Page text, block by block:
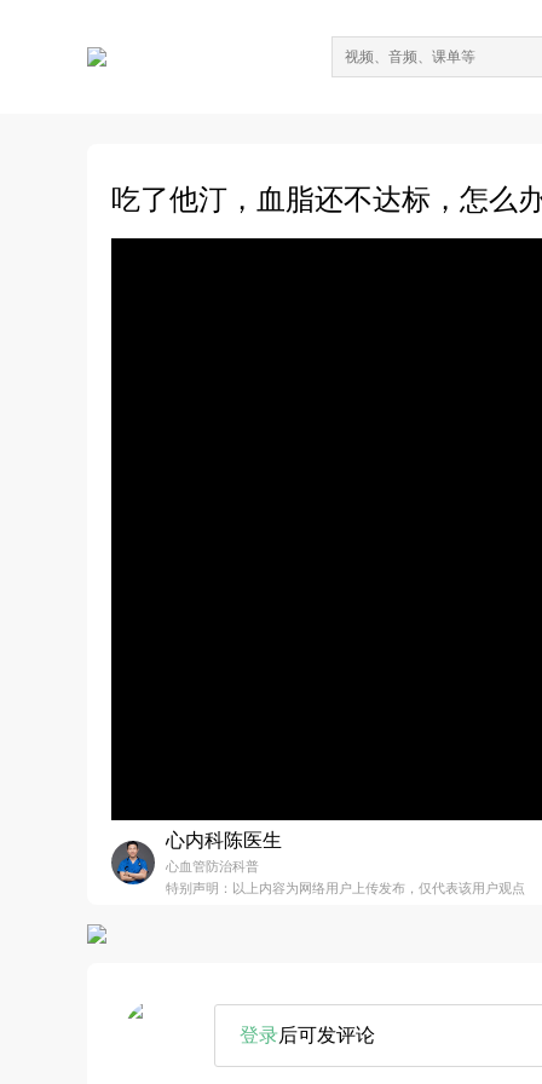
吃了他汀，血脂还不达标，怎么
心内科陈医生
心血管防治科普
特别声明：以上内容为网络用户上传发布，仅代表该用户观点
登录后可发评论